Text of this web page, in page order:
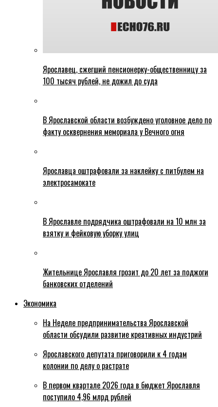
Ярославец, сжегший пенсионерку-общественницу за
100 тысяч рублей, не дожил до суда
В Ярославской области возбуждено уголовное дело по
факту осквернения мемориала у Вечного огня
Ярославца оштрафовали за наклейку с питбулем на
электросамокате
В Ярославле подрядчика оштрафовали на 10 млн за
взятку и фейковую уборку улиц
Жительнице Ярославля грозит до 20 лет за поджоги
банковских отделений
Экономика
На Неделе предпринимательства Ярославской
области обсудили развитие креативных индустрий
Ярославского депутата приговорили к 4 годам
колонии по делу о растрате
В первом квартале 2026 года в бюджет Ярославля
поступило 4,96 млрд рублей